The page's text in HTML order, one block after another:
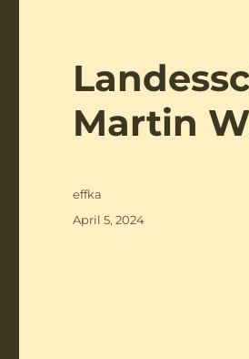
Martin
Autor
effka
Veröffentlicht
April 5, 2024